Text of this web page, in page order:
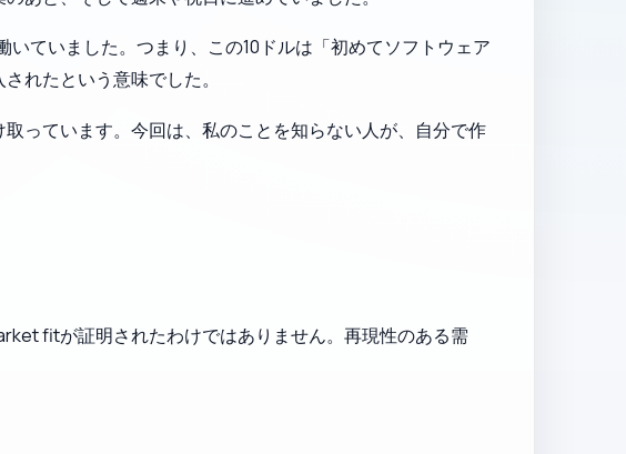
ていました。つまり、この10ドルは「初めてソフトウェア
れたという意味でした。
っています。今回は、私のことを知らない人が、自分で作
fitが証明されたわけではありません。再現性のある需